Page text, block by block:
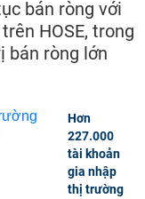
bán ròng với
HOSE, trong
bán ròng lớn
Hơn
227.000
tài khoản
gia nhập
thị trường